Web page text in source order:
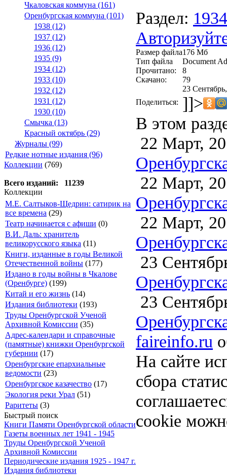
Чкаловская коммуна (161)
Оренбургская коммуна (101)
1938 (12)
1937 (12)
1936 (12)
1935 (9)
1934 (12)
1933 (10)
1932 (12)
1931 (12)
1930 (10)
Смычка (13)
Красный октябрь (29)
Журналы (99)
Редкие нотные издания (96)
Коллекции (769)
Всего изданий: 11239
Коллекции
М.Е. Салтыков-Щедрин: сатирик на
все времена (29)
Театр начинается с афиши (0)
В.И. Даль: хранитель
великорусского языка (11)
Книги, изданные в годы Великой
Отечественной войны (177)
Издано в годы войны в Чкалове
(Оренбурге) (199)
Китай и его жизнь (14)
Издания библиотеки (193)
Труды Оренбургской Ученой
Архивной Комиссии (35)
Адрес-календари и справочные
(памятные) книжки Оренбургской
губернии (17)
Оренбургские епархиальные
ведомости (23)
Оренбургское казачество (17)
Экология реки Урал (51)
Раритеты (3)
Быстрый поиск
Книги Памяти Оренбургской области
Газеты военных лет 1941 - 1945
Труды Оренбургской Ученой
Архивной Комиссии
Периодические издания 1925 - 1947 г.
Издания библиотеки
Раздел: 1934
Размер файла176 Мб
Тип файла
Document
Прочитано:
8
Скачано:
79
23
Поделиться: ]]>
В этом
22 Март,
22 Март,
22 Март,
23
23
faireinfo.ru
На сайте
сбора
cookie